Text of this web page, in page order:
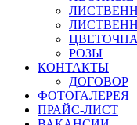
РОЗЫ
КОНТАКТЫ
ДОГОВОР
ФОТОГАЛЕРЕЯ
ПРАЙС-ЛИСТ